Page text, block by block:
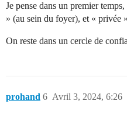
Je pense dans un premier
» (au sein du foyer), et « privée
On reste dans un cercle de
prohand Avril 3, 2024, 6:26
6